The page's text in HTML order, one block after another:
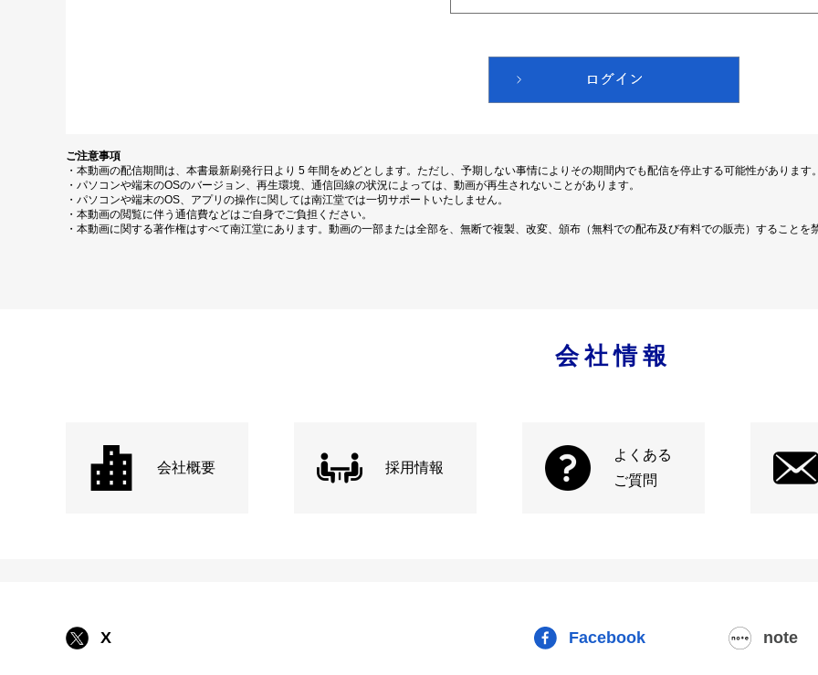
ご注意事項
・本動画の配信期間は、本書最新刷発行日より 5 年間をめどとします。ただし、予期しない事情によりその期間内でも配信を停止する可能性があります
・パソコンや端末のOSのバージョン、再生環境、通信回線の状況によっては、動画が再生されないことがあります。
・パソコンや端末のOS、アプリの操作に関しては南江堂では一切サポートいたしません。
・本動画の閲覧に伴う通信費などはご自身でご負担ください。
・本動画に関する著作権はすべて南江堂にあります。動画の一部または全部を、無断で複製、改変、頒布（無料での配布及び有料での販売）することを
会社情報
会社概要 採用情報
よくある
ご質問
X Facebook note